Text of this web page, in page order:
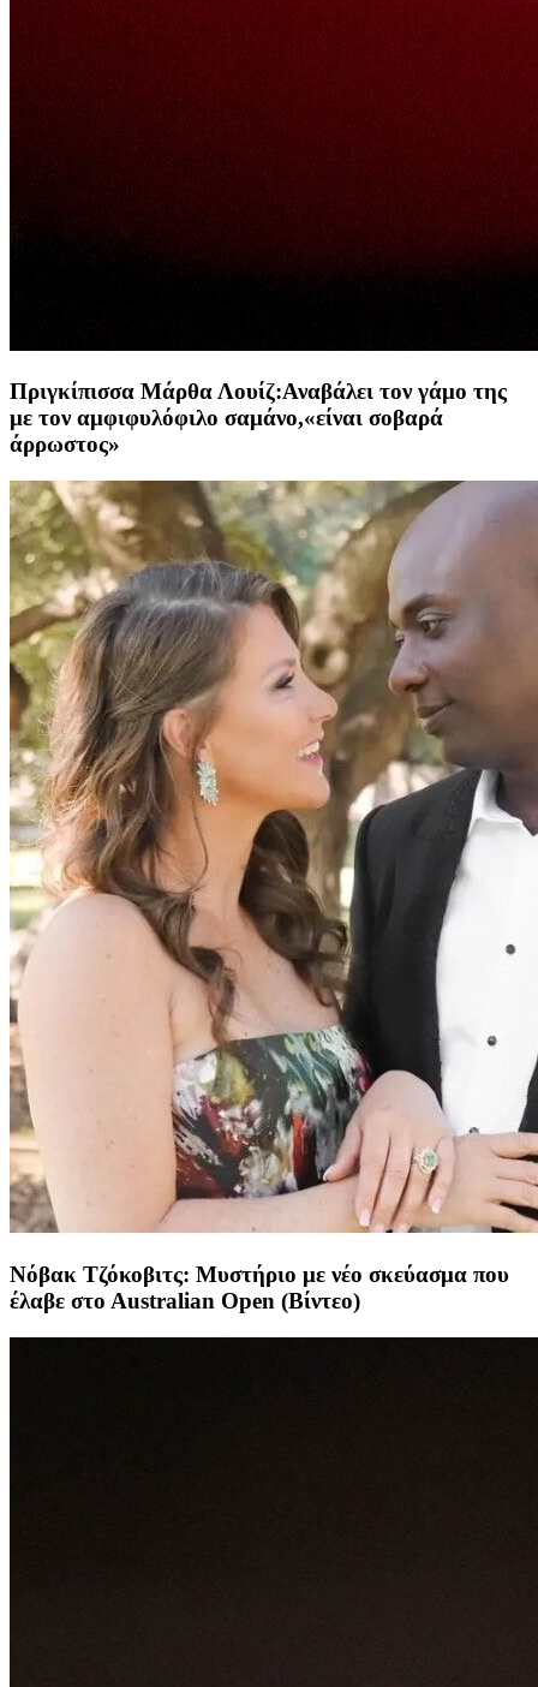
Πριγκίπισσα Μάρθα Λουίζ:Αναβάλει τον γάμο της
με τον αμφιφυλόφιλο σαμάνο,«είναι σοβαρά
άρρωστος»
Νόβακ Τζόκοβιτς: Μυστήριο με νέο σκεύασμα που
έλαβε στο Αustralian Open (Βίντεο)